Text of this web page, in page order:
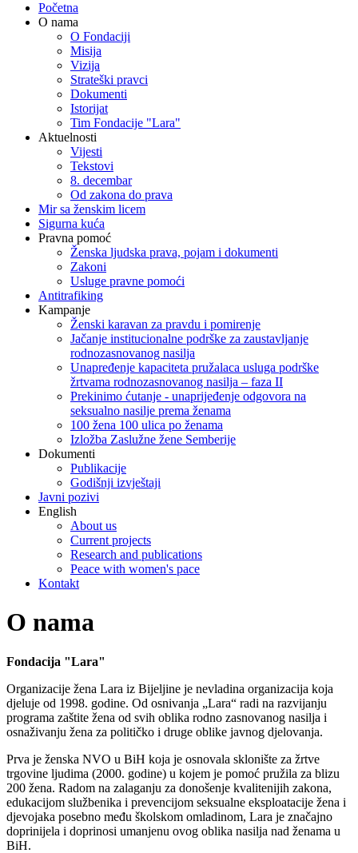
Početna
O nama
O Fondaciji
Misija
Vizija
Strateški pravci
Dokumenti
Istorijat
Tim Fondacije "Lara"
Aktuelnosti
Vijesti
Tekstovi
8. decembar
Od zakona do prava
Mir sa ženskim licem
Sigurna kuća
Pravna pomoć
Ženska ljudska prava, pojam i dokumenti
Zakoni
Usluge pravne pomoći
Antitrafiking
Kampanje
Ženski karavan za pravdu i pomirenje
Jačanje institucionalne podrške za zaustavljanje
rodnozasnovanog nasilja
Unapređenje kapaciteta pružalaca usluga podrške
žrtvama rodnozasnovanog nasilja – faza II
Prekinimo ćutanje - unaprijeđenje odgovora na
seksualno nasilje prema ženama
100 žena 100 ulica po ženama
Izložba Zaslužne žene Semberije
Dokumenti
Publikacije
Godišnji izvještaji
Javni pozivi
English
About us
Current projects
Research and publications
Peace with women's pace
Kontakt
O nama
Fondacija "Lara"
Organizacije žena Lаrа iz Bijeljine je nevladina organizacija koja
djeluje od 1998. godine. Od osnivanja „Lara“ radi na razvijanju
programa zaštite žena od svih oblika rodno zasnovanog nasilja i
osnaživanju žena za političko i druge oblike javnog djelovanja.
Prva je ženska NVO u BiH koja je osnovala sklonište za žrtve
trgovine ljudima (2000. godine) u kojem je pomoć pružila za blizu
200 žena. Radom na zalaganju za donošenje kvalitenijih zakona,
edukacijom službenika i prevencijom seksualne eksploatacije žena i
djevojaka posebno među školskom omladinom, Lara je značajno
doprinijela i doprinosi umanjenu ovog oblika nasilja nad ženama u
BiH.